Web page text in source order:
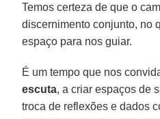
Temos certeza de que o
discernimento conjunto, no
espaço para nos guiar.
É um tempo que nos
escuta, a criar espaços de
troca de reflexões e dados